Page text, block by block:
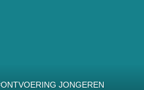
ONTVOERING JONGEREN